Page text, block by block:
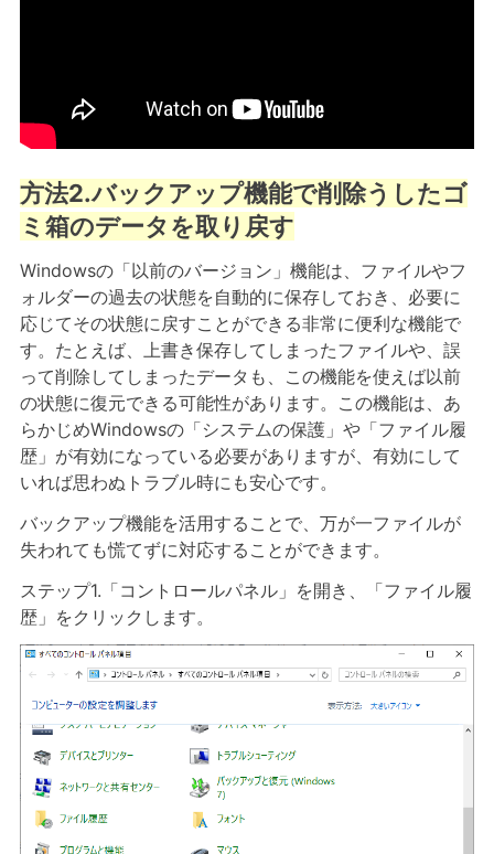
方法2.バックアップ機能で削除うしたゴ
ミ箱のデータを取り戻す
Windowsの「以前のバージョン」機能は、ファイルやフ
ォルダーの過去の状態を自動的に保存しておき、必要に
応じてその状態に戻すことができる非常に便利な機能で
す。たとえば、上書き保存してしまったファイルや、誤
って削除してしまったデータも、この機能を使えば以前
の状態に復元できる可能性があります。この機能は、あ
らかじめWindowsの「システムの保護」や「ファイル履
歴」が有効になっている必要がありますが、有効にして
いれば思わぬトラブル時にも安心です。
バックアップ機能を活用することで、万が一ファイルが
失われても慌てずに対応することができます。
ステップ1.「コントロールパネル」を開き、「ファイル履
歴」をクリックします。